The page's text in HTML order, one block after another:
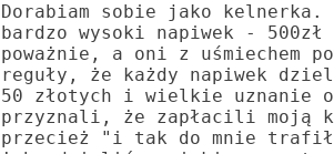
Dorabiam sobie jako
bardzo wysoki napiwek -
poważnie, a oni z uśmiechem
reguły, że każdy napiwek
50 złotych i wielkie uznanie
przyznali, że zapłacili moją
przecież "i tak do mnie